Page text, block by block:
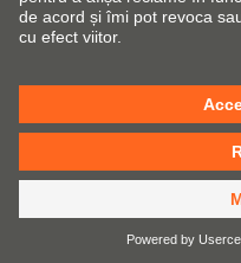
Contact
Politica cu privire